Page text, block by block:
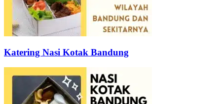
Katering Nasi Kotak Bandung